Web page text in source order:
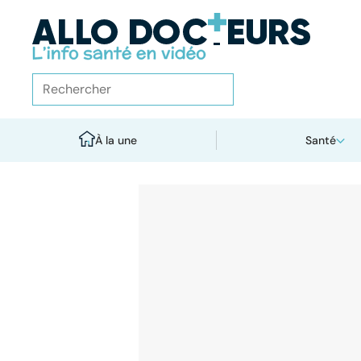
À la une Santé